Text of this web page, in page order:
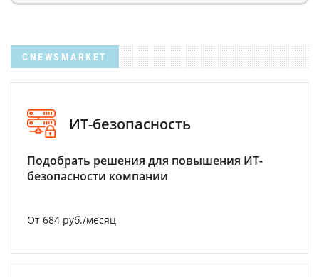
CNEWSMARKET
ИТ-безопасность
Подобрать решения для повышения ИТ-
безопасности компании
От 684 руб./месяц